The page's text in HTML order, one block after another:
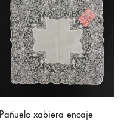
Pañuelo xabiera encaje